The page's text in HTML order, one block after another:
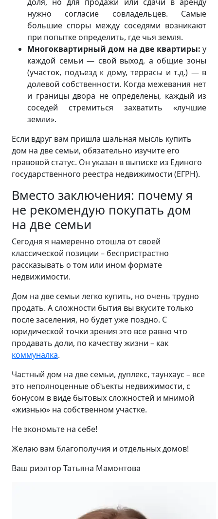
нужно согласие совладельцев. Самые
большие споры между соседями возникают
при попытке определить, где чья земля.
Многоквартирный дом на две квартиры: у
каждой семьи — свой выход, а общие зоны
(участок, подъезд к дому, террасы и т.д.) — в
долевой собственности. Когда межевания нет
и границы двора не определены, каждый из
соседей стремиться захватить «лучшие
земли».
Если вдруг вам пришла шальная мысль купить
дом на две семьи, обязательно изучите его
правовой статус. Он указан в выписке из Единого
государственного реестра недвижимости (ЕГРН).
Вместо заключения: почему я
не рекомендую покупать дом
на две семьи
Сегодня я намеренно отошла от своей
классической позиции – беспристрастно
рассказывать о том или ином формате
недвижимости.
Дом на две семьи легко купить, но очень трудно
продать. А сложности бытия вы вкусите только
после заселения, но будет уже поздно. С
юридической точки зрения это все равно что
продавать доли, по качеству жизни – как
коммуналка.
Частный дом на две семьи, дуплекс, таунхаус – все
это неполноценные объекты недвижимости, с
бонусом в виде бытовых сложностей и мнимой
«жизнью» на собственном участке.
Не экономьте на себе!
Желаю вам благополучия и отдельных домов!
Ваш риэлтор Татьяна Мамонтова